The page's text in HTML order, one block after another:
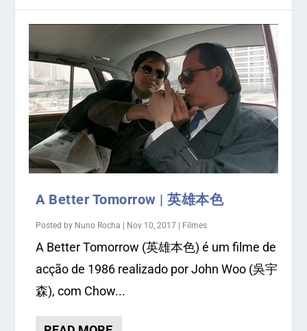
A Better Tomorrow | 英雄本色
Posted by Nuno Rocha | Nov 10, 2017 | Filmes
A Better Tomorrow (英雄本色) é um filme de
acção de 1986 realizado por John Woo (吳宇
森), com Chow...